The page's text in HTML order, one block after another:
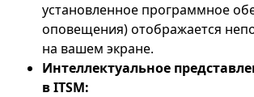
установленное программное
оповещения) отображается
на вашем экране.
Интеллектуальное
в ITSM: